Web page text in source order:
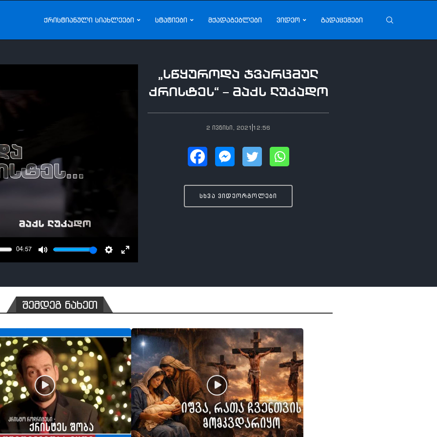
ქრისტიანული სიახლეები სტატიები მქადაგებლები ვიდეო გადაცემები
04:57
MUTE SETTINGS
ENTER
„სწყუროდა ჯვარცმულ
ქრისტეს“ – მაქს ლუკადო
2 ივნისი, 2021 12:56
სხვა ვიდეორგოლები
შემდეგ ნახეთ